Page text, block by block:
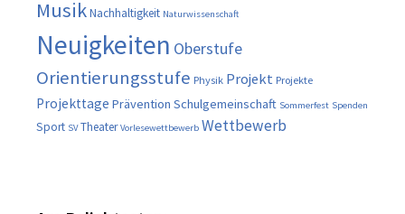
MusikNachhaltigkeit Naturwissenschaft
Neuigkeiten Oberstufe
Orientierungsstufe Physik Projekt Projekte
Projekttage Prävention Schulgemeinschaft Sommerfest Spenden
Sport SV Theater Vorlesewettbewerb Wettbewerb